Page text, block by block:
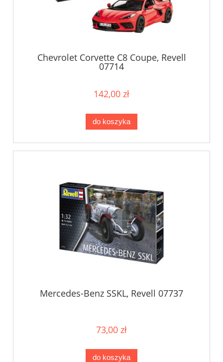
Chevrolet Corvette C8 Coupe, Revell
07714
142,00 zł
do koszyka
Mercedes-Benz SSKL, Revell 07737
73,00 zł
do koszyka